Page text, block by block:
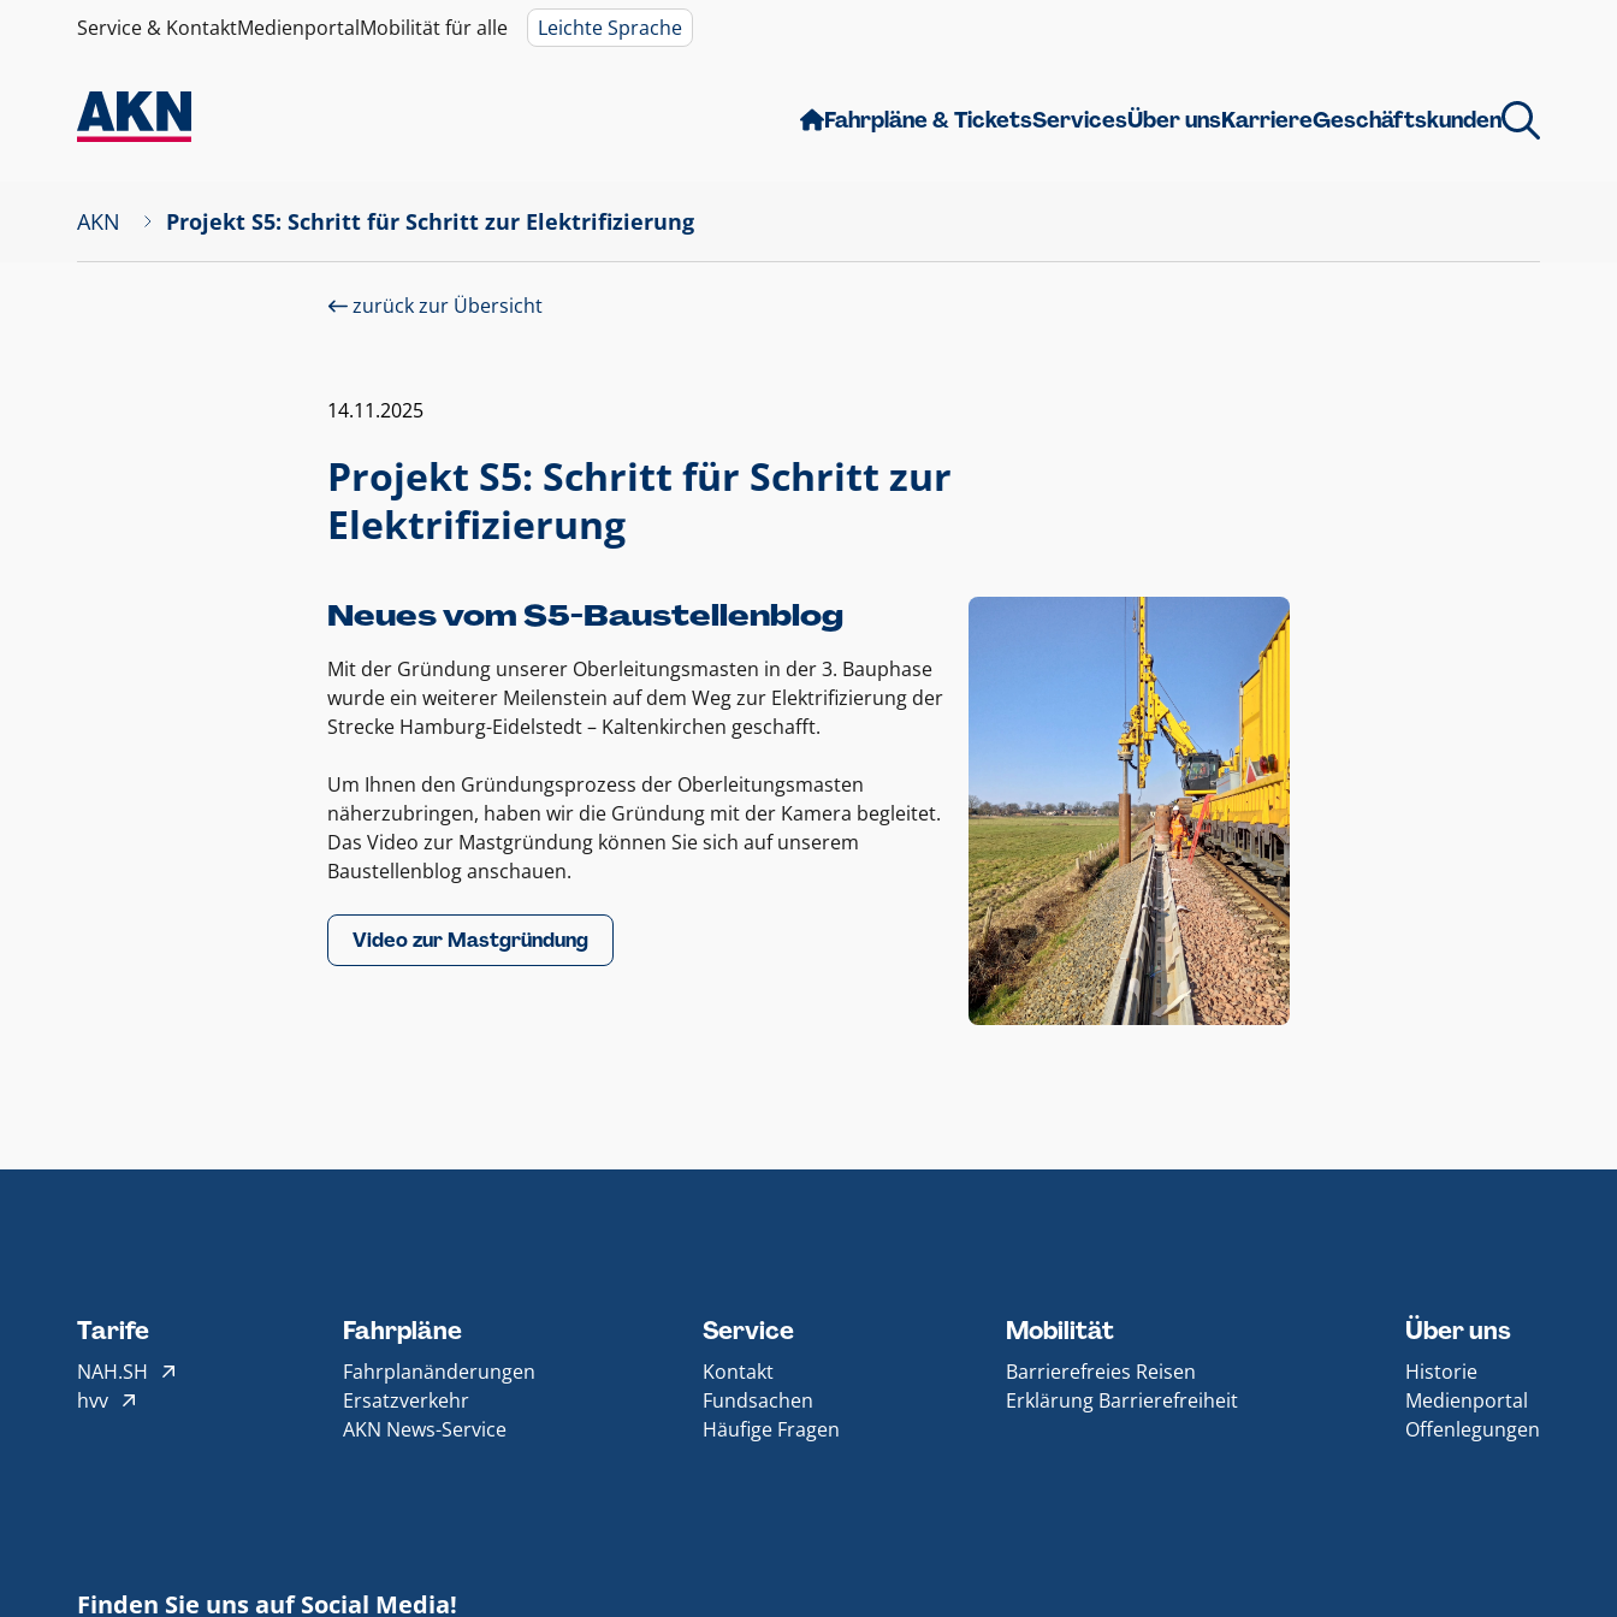
Service & KontaktMedienportalMobilität für alle Leichte Sprache
Fahrpläne & TicketsServicesÜber unsKarriereGeschäftskunden
AKN Projekt S5: Schritt für Schritt zur Elektrifizierung
zurück zur Übersicht
14.11.2025
Projekt S5: Schritt für Schritt zur
Elektrifizierung
Neues vom S5-Baustellenblog
Mit der Gründung unserer Oberleitungsmasten in der 3. Bauphase
wurde ein weiterer Meilenstein auf dem Weg zur Elektrifizierung der
Strecke Hamburg-Eidelstedt – Kaltenkirchen geschafft.
Um Ihnen den Gründungsprozess der Oberleitungsmasten
näherzubringen, haben wir die Gründung mit der Kamera begleitet.
Das Video zur Mastgründung können Sie sich auf unserem
Baustellenblog anschauen.
Video zur Mastgründung
Tarife
NAH.SH
hvv
Fahrpläne
Fahrplanänderungen
Ersatzverkehr
AKN News-Service
Service
Kontakt
Fundsachen
Häufige Fragen
Mobilität
Barrierefreies Reisen
Erklärung Barrierefreiheit
Über uns
Historie
Medienportal
Offenlegungen
Finden Sie uns auf Social Media!